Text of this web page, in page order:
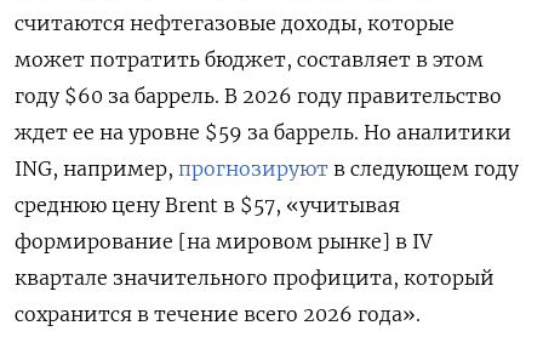
считаются нефтегазовые доходы, которые
может потратить бюджет, составляет в этом
году $60 за баррель. В 2026 году правительство
ждет ее на уровне $59 за баррель. Но аналитики
ING, например, прогнозируют в следующем году
среднюю цену Brent в $57, «учитывая
формирование [на мировом рынке] в IV
квартале значительного профицита, который
сохранится в течение всего 2026 года».